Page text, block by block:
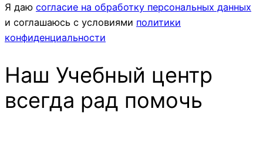
Я даю согласие на обработку персональных данных
и соглашаюсь с условиями политики
конфиденциальности
Наш Учебный центр
всегда рад помочь